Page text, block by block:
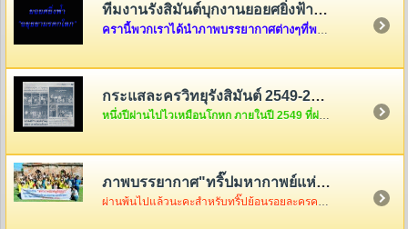
ทีมงานรังสิมันต์บุกงานยอยศยิ่งฟ้า อยุธยามรดกโลก
กระแสละครวิทยุรังสิมันต์ 2549-2550
หนึ่งปีผ่านไปไวเหมือนโกหก ภายในปี 2549 ที่ผ่านมากระแสละครวิทยุของพวกเราชาวรังสิมันต์จะเป็นอย่างไรกันบ้างนะ สงสัยแล้วใช่มั้ยล่ะคะ ถ้างั้นต้องรีบคริ๊กเข้าไปดูแล้วล่ะค่ะ ไม่งั้น out นะขอบอก...
ภาพบรรยากาศ"ทริ๊ปมหากาพย์แห่งอโยธยา"
ผ่านพ้นไปแล้วนะคะสำหรับทริ๊ปย้อนรอยละครครั้งที่ 2 เมื่อวันอาทิตย์ที่ 3 ธันวา ซึ่งในวันนั้นอากาศค่อนข้างเป็นใจไม่ค่อยร้อนมากอย่างที่คิดแต่ความสนุกจะร้อนแรงขนาดไหนต้องคริ๊กเข้าไปดูภาพกันเองค่ะ